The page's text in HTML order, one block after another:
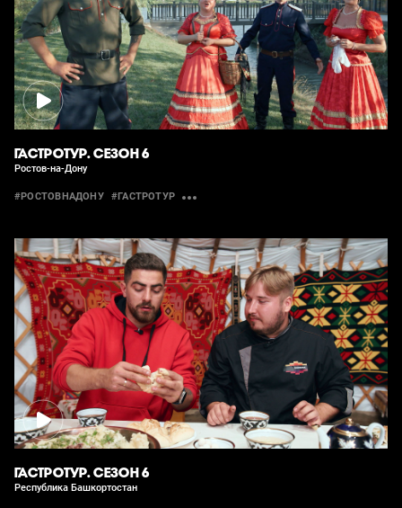
ГАСТРОТУР. СЕЗОН 6
Ростов-на-Дону
#РОСТОВНАДОНУ #ГАСТРОТУР
ГАСТРОТУР. СЕЗОН 6
Республика Башкортостан